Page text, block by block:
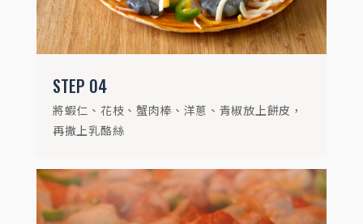
STEP 04
將蝦仁、花枝、蟹肉棒、洋蔥、青椒放上餅皮，
再撒上乳酪絲